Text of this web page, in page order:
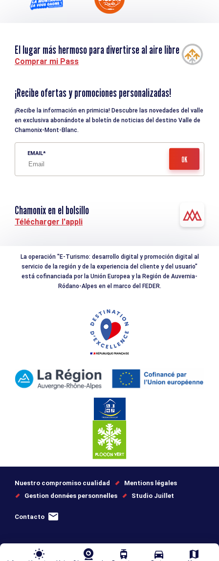
El lugar más hermoso para divertirse al aire libre
Comprar mi Pass
¡Recibe ofertas y promociones personalizadas!
¡Recibe la información en primicia! Descubre las novedades del valle
en exclusiva abonándote al boletín de noticias del destino Valle de
Chamonix-Mont-Blanc.
EMAIL
Chamonix en el bolsillo
Télécharger l'appli
La operación "E-Turismo: desarrollo digital y promoción digital al
servicio de la región y de la experiencia del cliente y del usuario"
está cofinanciada por la Unión Europea y la Región de Auvernia-
Ródano-Alpes en el marco del FEDER.
Nuestro compromiso cualidad
Mentions légales
Gestion données personnelles
Studio Juillet
Contacto
wb_sunny tram directions_car map